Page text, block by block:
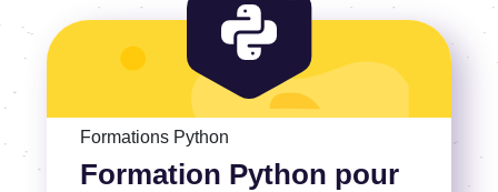
Formations Python
Formation Python pour
Voir la Formation Python pour l'analyse géospatiale